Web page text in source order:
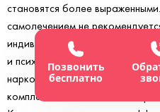
становятся более
самолечением не
индивидуальные особенности,
и психического здоровья.
наркотик остается в
комплексного подхода
Позвонить
бесплатно